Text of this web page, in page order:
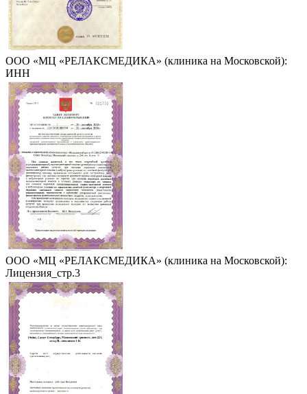
ООО «МЦ «РЕЛАКСМЕДИКА» (клиника на Московской):
ИНН
ООО «МЦ «РЕЛАКСМЕДИКА» (клиника на Московской):
Лицензия_стр.3